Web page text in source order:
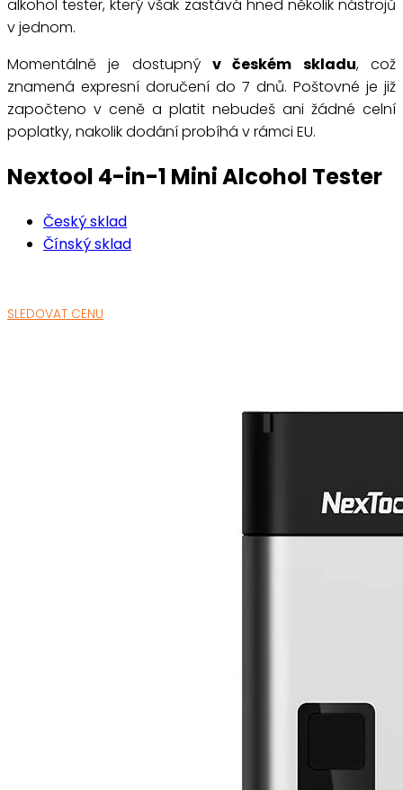
alkohol tester, který však zastává hned několik nástrojů
v jednom.
Momentálně je dostupný v českém skladu, což
znamená expresní doručení do 7 dnů. Poštovné je již
započteno v ceně a platit nebudeš ani žádné celní
poplatky, nakolik dodání probíhá v rámci EU.
Nextool 4-in-1 Mini Alcohol Tester
Český sklad
Čínský sklad
SLEDOVAT CENU